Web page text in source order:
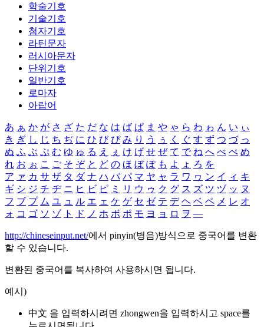
학술기호
기술기호
첨자기호
라틴문자
러시아문자
단위기호
일반기호
로마자
아랍어
あ ぁ か が さ ざ た だ な は ば ぱ ま や ゃ ら わ ゎ ん い ぃ
き ぎ し じ ち ぢ に ひ び ぴ み り う ぅ く ぐ す ず つ づ っ
ぬ ふ ぶ ぷ む ゆ ゅ る え ぇ け げ せ ぜ て で ね へ べ ぺ め
れ お ぉ こ ご そ ぞ と ど の ほ ぼ ぽ も よ ょ ろ を
ア ァ カ サ ザ タ ダ ナ ハ バ パ マ ヤ ャ ラ ワ ヮ ン イ ィ キ
ギ シ ジ チ ヂ ニ ヒ ビ ピ ミ リ ウ ゥ ク グ ス ズ ツ ヅ ッ ヌ
フ ブ プ ム ユ ュ ル エ ェ ケ ゲ セ ゼ テ デ ヘ ベ ペ メ レ オ
ォ コ ゴ ソ ゾ ト ド ノ ホ ボ ポ モ ヨ ョ ロ ヲ ―
http://chineseinput.net/에서 pinyin(병음)방식으로 중국어를 변환
할 수 있습니다.
변환된 중국어를 복사하여 사용하시면 됩니다.
예시)
中文 을 입력하시려면 zhongwen을 입력하시고 space를